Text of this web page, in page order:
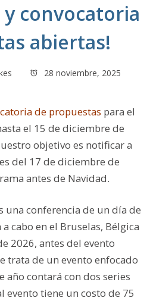
y convocatoria
abiertas!
28 noviembre, 2025
de propuestas para el
el 15 de diciembre de
objetivo es notificar a
del 17 de diciembre de
antes de Navidad.
una conferencia de un día de
cabo en el Bruselas, Bélgica
2026, antes del evento
e trata de un evento enfocado
año contará con dos series
evento tiene un costo de 75